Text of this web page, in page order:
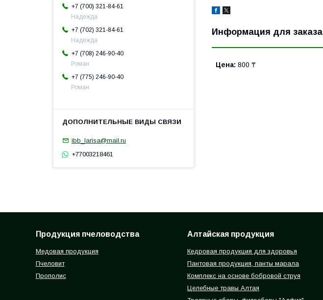
Информация для заказа
Цена: 800 ₸
+7 (700) 321-84-61
Надежда
+7 (702) 321-84-61
Надежда
+7 (708) 246-90-40
Роман
+7 (775) 246-90-40
Роман
ibb_larisa@mail.ru
+77003218461
Продукция пчеловодства
Медовая продукция
Пчеловит
Прополис
Алтайская продукция
Кедровая продукция для здоровья
Пантовая продукция, панты марала
Комплекс на основе бобровой струя
Целебные травы Алтая